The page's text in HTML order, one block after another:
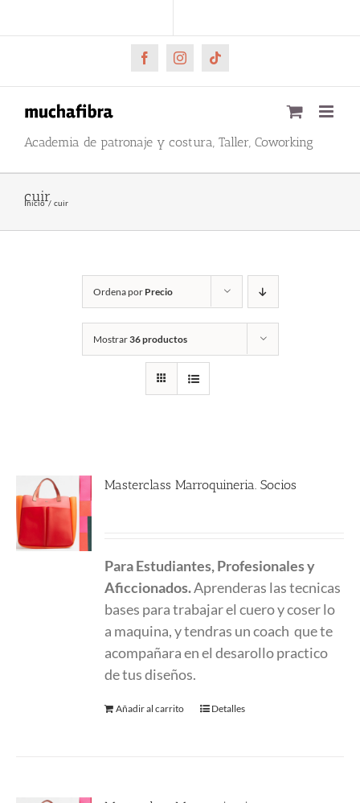
al
FacebookInstagramTiktok
Academia de patronaje y costura, Taller, Coworking
cuir
Inicio cuir
Ordena por Precio
Mostrar36 productos
Masterclass Marroquineria. Socios
Para Estudiantes, Profesionales y
Aficcionados.Aprenderas las tecnicas
bases para trabajar el cuero y coser lo
a maquina, y tendras un coach que te
acompañara en el desarollo practico
de tus diseños.
Añadir al carrito Detalles